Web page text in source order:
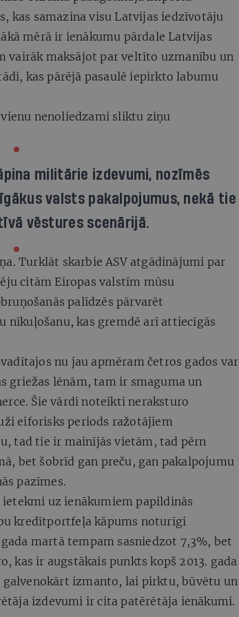
kas samazina visu Latvijas iedzīvotāju
mērā ir ienākumu pārdale Latvijas
vairāk maksājot par veltīto uzmanību un
kas pārējā pasaulē iepirkto labumu
nenoliedzami sliktu ziņu
militārie izdevumi, nozīmēs
valsts pakalpojumus, nekā tie
vēstures scenārijā.
Turklāt skarbie ASV atgādinājumi par
citām Eiropas valstīm mūsu
palīdzēs pārvarēt
nīkuļošanu, kas gremdē arī attiecīgās
nu jau apmēram četros gados var
griežas lēnām, tam ir smaguma un
Šie vārdi noteikti neraksturo
eiforisks periods ražotājiem
tad tie ir mainījās vietām, tad pērn
bet šobrīd gan preču, gan pakalpojumu
pazīmes.
uz ienākumiem papildinās
kredītportfeļa kāpums noturīgi
martā tempam sasniedzot 7,3%, bet
kas ir augstākais punkts kopš 2013. gada
izmanto, lai pirktu, būvētu un
izdevumi ir cita patērētāja ienākumi.